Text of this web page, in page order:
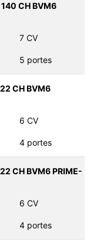
CH BVM6
7 CV
5 portes
CH BVM6
6 CV
4 portes
CH BVM6 PRIME-
6 CV
4 portes